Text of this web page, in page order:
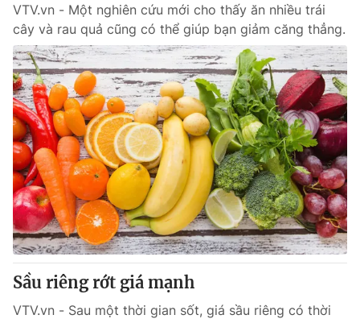
VTV.vn - Một nghiên cứu mới cho thấy ăn nhiều trái
cây và rau quả cũng có thể giúp bạn giảm căng thẳng.
Sầu riêng rớt giá mạnh
VTV.vn - Sau một thời gian sốt, giá sầu riêng có thời